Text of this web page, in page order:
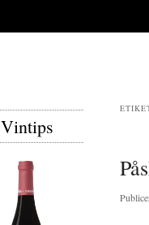
Vintips